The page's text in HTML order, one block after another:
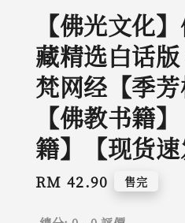
【佛光文化
藏精选白话
梵网经【季芳
【佛教书籍
籍】【现货速
Regular
RM 42.90 售完